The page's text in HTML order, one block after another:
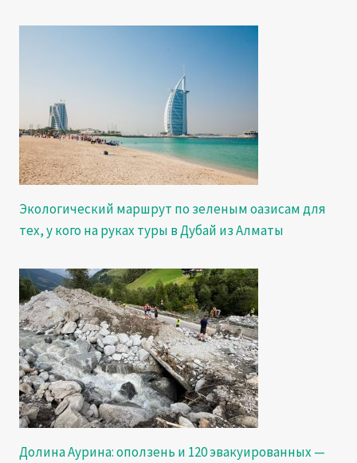
Экологический маршрут по зеленым оазисам для
тех, у кого на руках туры в Дубай из Алматы
Долина Аурина: оползень и 120 эвакуированных —